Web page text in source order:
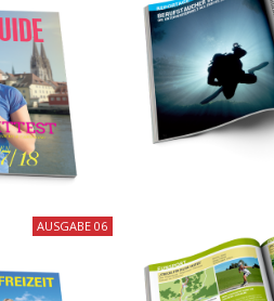
AUSGABE 06